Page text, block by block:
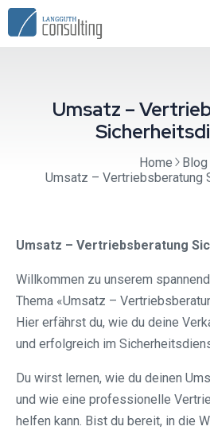
Umsatz –
Home
Blog
Umsatz – Vertriebsberatung
Umsatz – Vertriebsberatung
Willkommen zu unserem
Thema «Umsatz –
Hier erfährst du, wie du deine
und erfolgreich im
Du wirst lernen, wie du deinen
und wie eine professionelle
helfen kann. Bist du bereit, in die